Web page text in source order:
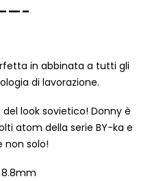
in abbinata a tutti gli
di lavorazione.
look sovietico! Donny è
atom della serie BY-ka e
non solo!
8.8mm